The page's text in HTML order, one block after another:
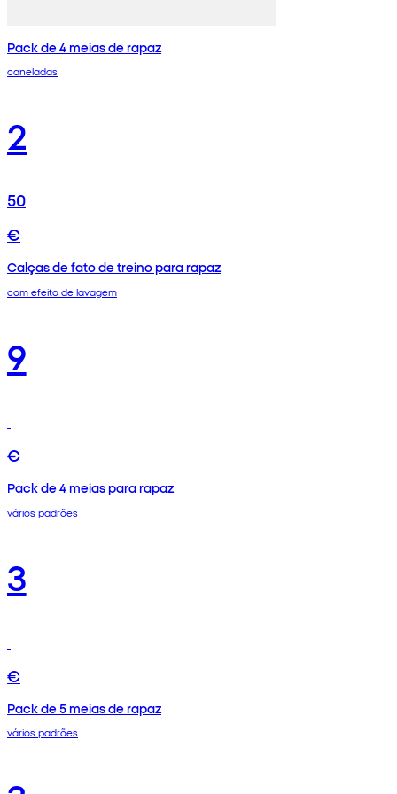
Pack de 4 meias de rapaz
caneladas
2
50
€
Calças de fato de treino para rapaz
com efeito de lavagem
9
€
Pack de 4 meias para rapaz
vários padrões
3
€
Pack de 5 meias de rapaz
vários padrões